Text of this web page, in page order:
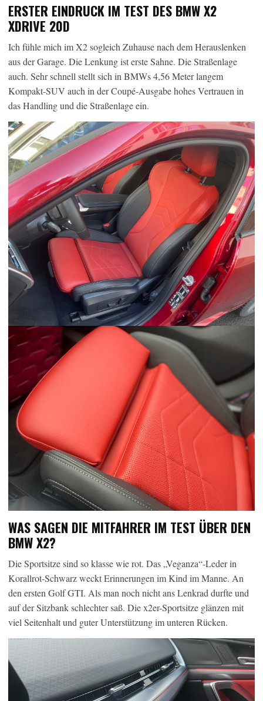
ERSTER EINDRUCK IM TEST DES BMW X2
XDRIVE 20D
Ich fühle mich im X2 sogleich Zuhause nach dem Herauslenken
aus der Garage. Die Lenkung ist erste Sahne. Die Straßenlage
auch. Sehr schnell stellt sich in BMWs 4,56 Meter langem
Kompakt-SUV auch in der Coupé-Ausgabe hohes Vertrauen in
das Handling und die Straßenlage ein.
WAS SAGEN DIE MITFAHRER IM TEST ÜBER DEN
BMW X2?
Die Sportsitze sind so klasse wie rot. Das „Veganza“-Leder in
Korallrot-Schwarz weckt Erinnerungen im Kind im Manne. An
den ersten Golf GTI. Als man noch nicht ans Lenkrad durfte und
auf der Sitzbank schlechter saß. Die x2er-Sportsitze glänzen mit
viel Seitenhalt und guter Unterstützung im unteren Rücken.